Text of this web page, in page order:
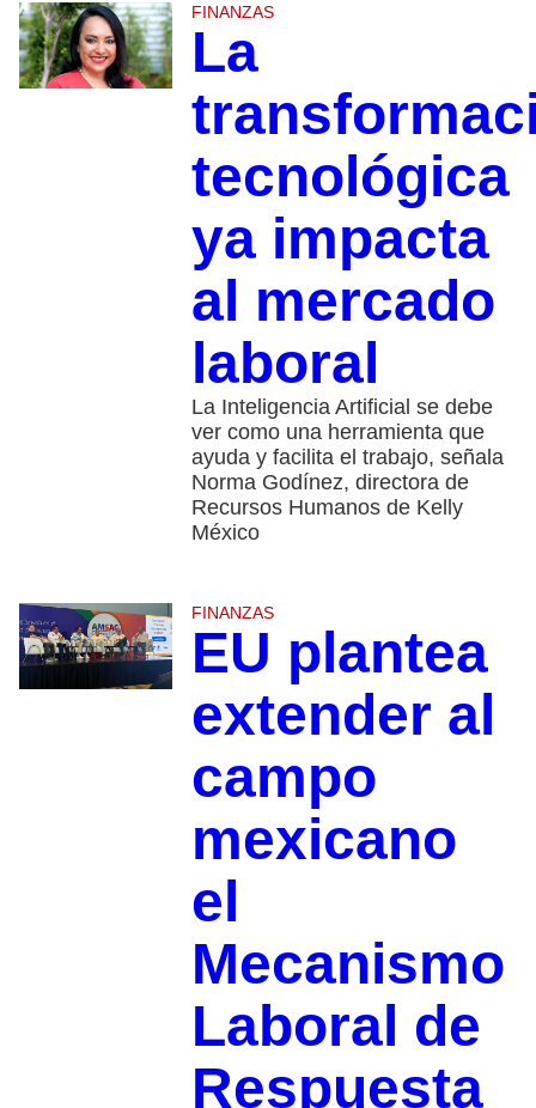
FINANZAS
La
tecnológica
ya impacta
al mercado
laboral
La Inteligencia Artificial se debe
ver como una herramienta que
ayuda y facilita el trabajo, señala
Norma Godínez, directora de
Recursos Humanos de Kelly
México
FINANZAS
EU plantea
extender al
campo
mexicano
el
Mecanismo
Laboral de
Respuesta